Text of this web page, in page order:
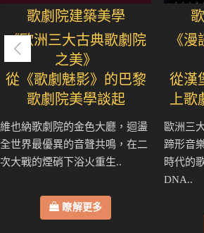
歌劇院建築美學
《歐洲三大古典歌劇院
之美》
從《歌劇魅影》的巴黎
歌劇院美學談起
維也納歌劇院的金色大廳，迴盪
全世界最優異的音聲共鳴，在二
次大戰的煙硝下浴火重生..
瞭解更多
《
從漢
上
歐洲三
蹄形音
時代的
DNA..